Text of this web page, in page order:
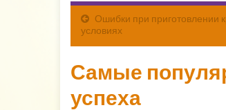
Ошибки при приготовлении
условиях
Самые
успеха